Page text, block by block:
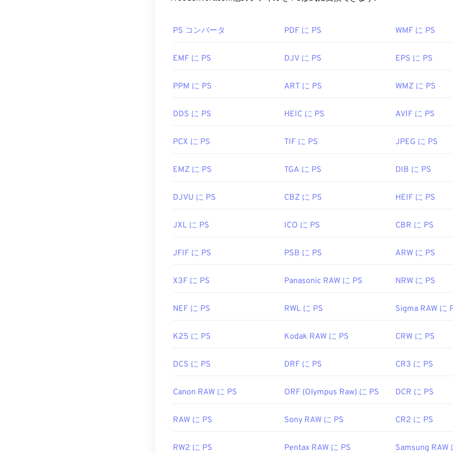
フトXnView MP ファイルをJPG形式に
変換することもできます。
初回リリース:
PS コンバータ PDF に PS WMF に PS
EMF に PS DJV に PS EPS に PS
PPM に PS ART に PS WMZ に PS
DDS に PS HEIC に PS AVIF に PS
PCX に PS TIF に PS JPEG に PS
EMZ に PS TGA に PS DIB に PS
DJVU に PS CBZ に PS HEIF に PS
JXL に PS ICO に PS CBR に PS
JFIF に PS PSB に PS ARW に PS
X3F に PS Panasonic RAW に PS NRW に PS
NEF に PS RWL に PS Sigma RAW に
K25 に PS Kodak RAW に PS CRW に PS
DCS に PS DRF に PS CR3 に PS
Canon RAW に PS ORF (Olympus Raw) に PS DCR に PS
RAW に PS Sony RAW に PS CR2 に PS
RW2 に PS Pentax RAW に PS Samsung RAW